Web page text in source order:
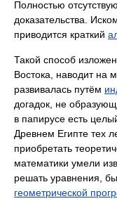
Полностью
доказательства.
приводится краткий
Такой способ
Востока, наводит на
развивалась путём
догадок, не
в папирусе есть
Древнем Египте тех
приобретать
математики умели
решать уравнения,
геометрической